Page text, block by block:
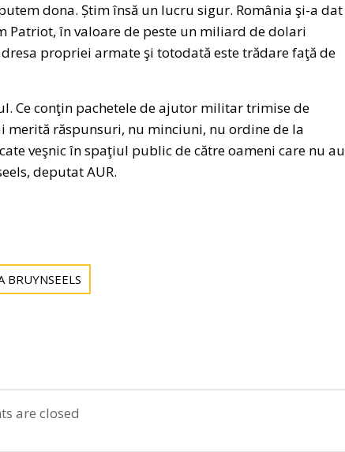
dona. Știm însă un lucru sigur. România şi-a dat
Patriot, în valoare de peste un miliard de dolari
propriei armate şi totodată este trădare faţă de
Ce conţin pachetele de ajutor militar trimise de
merită răspunsuri, nu minciuni, nu ordine de la
veşnic în spaţiul public de către oameni care nu au
deputat AUR.
BRUYNSEELS
navigation
are closed